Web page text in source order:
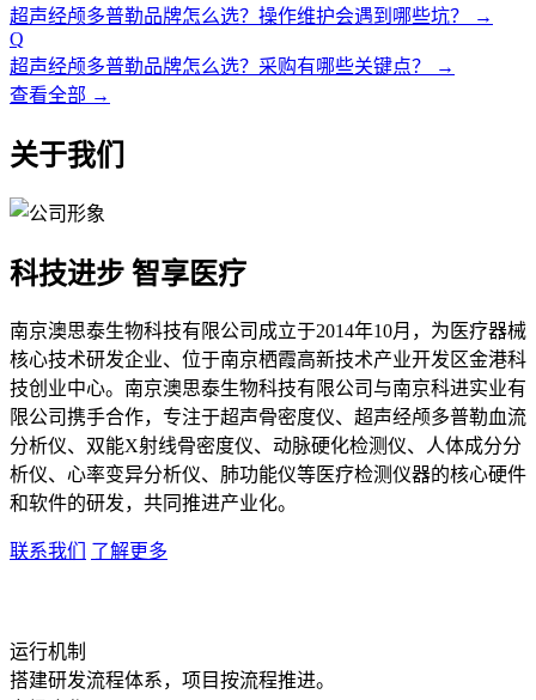
超声经颅多普勒品牌怎么选？操作维护会遇到哪些坑？
→
Q
超声经颅多普勒品牌怎么选？采购有哪些关键点？
→
查看全部 →
关于我们
科技进步 智享医疗
南京澳思泰生物科技有限公司成立于2014年10月，为医疗器械
核心技术研发企业、位于南京栖霞高新技术产业开发区金港科
技创业中心。南京澳思泰生物科技有限公司与南京科进实业有
限公司携手合作，专注于超声骨密度仪、超声经颅多普勒血流
分析仪、双能X射线骨密度仪、动脉硬化检测仪、人体成分分
析仪、心率变异分析仪、肺功能仪等医疗检测仪器的核心硬件
和软件的研发，共同推进产业化。
联系我们 了解更多
运行机制
搭建研发流程体系，项目按流程推进。